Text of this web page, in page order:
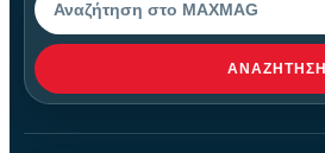
ΑΝΑΖΉΤΗΣΗ